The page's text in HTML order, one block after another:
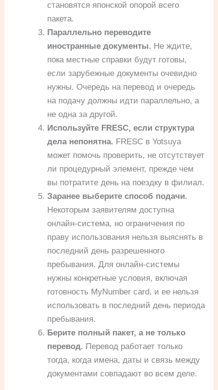
становятся японской опорой всего
пакета.
Параллельно переводите
иностранные документы. Не ждите,
пока местные справки будут готовы,
если зарубежные документы очевидно
нужны. Очередь на перевод и очередь
на подачу должны идти параллельно, а
не одна за другой.
Используйте FRESC, если структура
дела непонятна. FRESC в Yotsuya
может помочь проверить, не отсутствует
ли процедурный элемент, прежде чем
вы потратите день на поездку в филиал.
Заранее выберите способ подачи.
Некоторым заявителям доступна
онлайн-система, но ограничения по
праву использования нельзя выяснять в
последний день разрешенного
пребывания. Для онлайн-системы
нужны конкретные условия, включая
готовность MyNumber card, и ее нельзя
использовать в последний день периода
пребывания.
Берите полный пакет, а не только
перевод. Перевод работает только
тогда, когда имена, даты и связь между
документами совпадают во всем деле.